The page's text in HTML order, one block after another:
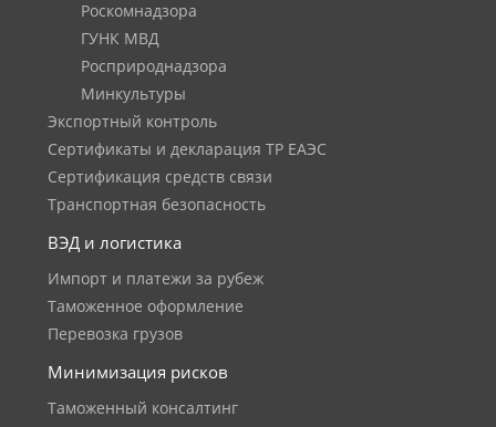
Роскомнадзора
ГУНК МВД
Росприроднадзора
Минкультуры
Экспортный контроль
Сертификаты и декларация ТР ЕАЭС
Сертификация средств связи
Транспортная безопасность
ВЭД и логистика
Импорт и платежи за рубеж
Таможенное оформление
Перевозка грузов
Минимизация рисков
Таможенный консалтинг